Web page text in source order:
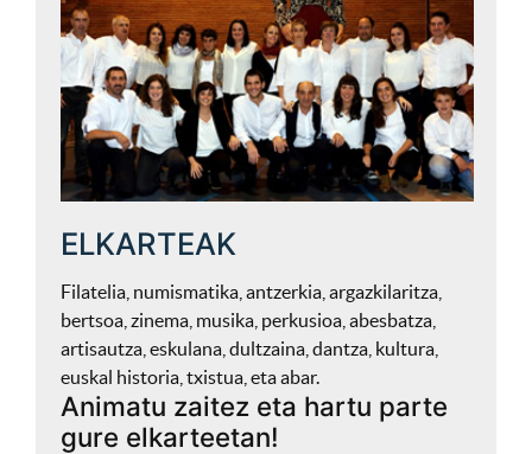
ELKARTEAK
Filatelia, numismatika, antzerkia, argazkilaritza,
bertsoa, zinema, musika, perkusioa, abesbatza,
artisautza, eskulana, dultzaina, dantza, kultura,
euskal historia, txistua, eta abar.
Animatu zaitez eta hartu parte
gure elkarteetan!